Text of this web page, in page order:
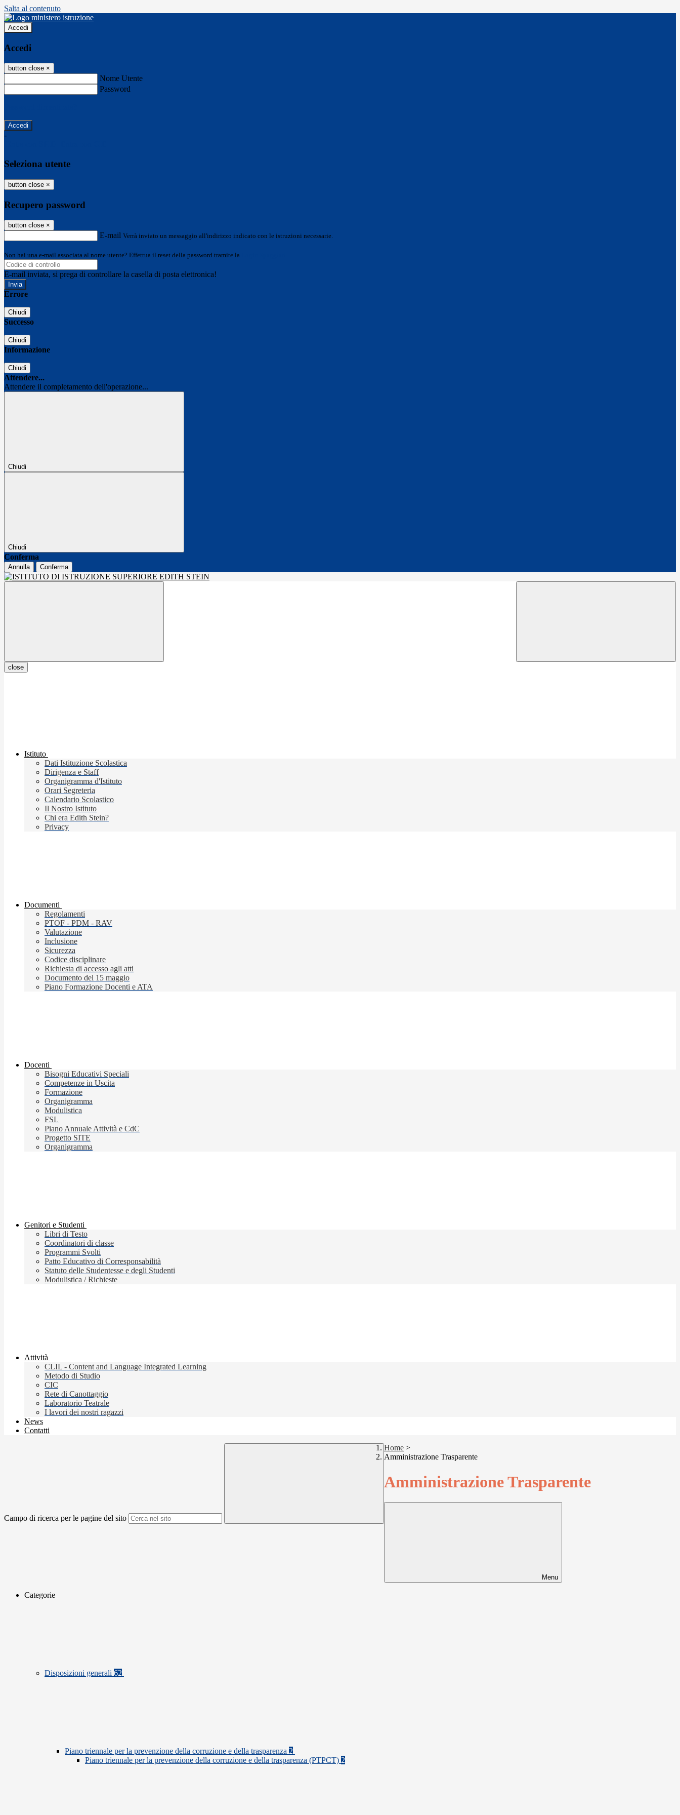
Salta al contenuto
Accedi
Accedi
button close ×
Nome Utente
Password
-
Seleziona utente
button close ×
Recupero password
button close ×
E-mail Verrà inviato un messaggio all'indirizzo indicato con le istruzioni necessarie.
Non hai una e-mail associata al nome utente? Effettua il reset della password tramite la
E-mail inviata, si prega di controllare la casella di posta elettronica!
Errore
Chiudi
Successo
Chiudi
Informazione
Chiudi
Attendere...
Attendere il completamento dell'operazione...
Chiudi
Chiudi
Conferma
Annulla Conferma
close
Istituto
Dati Istituzione Scolastica
Dirigenza e Staff
Organigramma d'Istituto
Orari Segreteria
Calendario Scolastico
Il Nostro Istituto
Chi era Edith Stein?
Privacy
Documenti
Regolamenti
PTOF - PDM - RAV
Valutazione
Inclusione
Sicurezza
Codice disciplinare
Richiesta di accesso agli atti
Documento del 15 maggio
Piano Formazione Docenti e ATA
Docenti
Bisogni Educativi Speciali
Competenze in Uscita
Formazione
Organigramma
Modulistica
FSL
Piano Annuale Attività e CdC
Progetto SITE
Organigramma
Genitori e Studenti
Libri di Testo
Coordinatori di classe
Programmi Svolti
Patto Educativo di Corresponsabilità
Statuto delle Studentesse e degli Studenti
Modulistica / Richieste
Attività
CLIL - Content and Language Integrated Learning
Metodo di Studio
CIC
Rete di Canottaggio
Laboratorio Teatrale
I lavori dei nostri ragazzi
News
Contatti
Campo di ricerca per le pagine del sito
Home >
Amministrazione Trasparente
Amministrazione Trasparente
Menu
Categorie
Disposizioni generali 62
Piano triennale per la prevenzione della corruzione e della trasparenza 2
Piano triennale per la prevenzione della corruzione e della trasparenza (PTPCT) 2